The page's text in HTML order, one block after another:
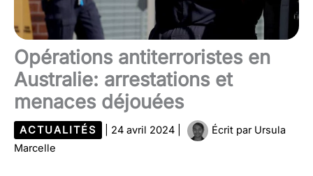
Opérations antiterroristes en
Australie: arrestations et
menaces déjouées
ACTUALITÉS 24 avril 2024 Écrit par Ursula
Marcelle